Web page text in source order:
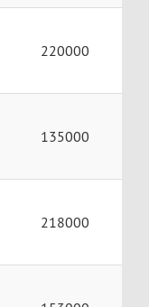
220000
135000
218000